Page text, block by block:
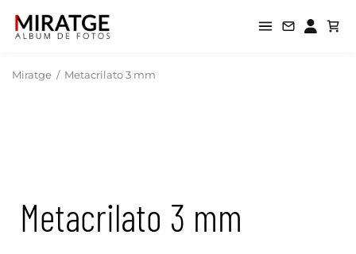
Miratge / Metacrilato 3 mm
Metacrilato 3 mm